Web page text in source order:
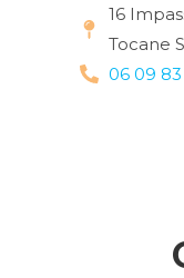
16
Tocane
06 09